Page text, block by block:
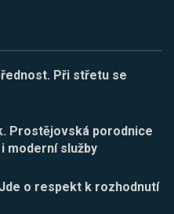
Při střetu se
Prostějovská porodnice
moderní služby
o respekt k rozhodnutí